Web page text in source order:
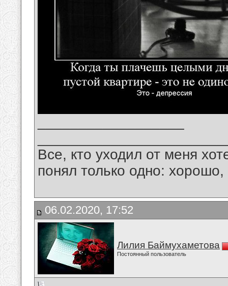
Все, кто уходил от меня
понял только одно:
06.02.2020, 17:52
Лилия Баймухаметова
Постоянный пользователь